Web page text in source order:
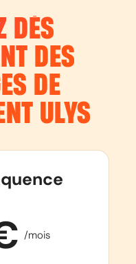
DÈS
DES
DE
ULYS
/mois